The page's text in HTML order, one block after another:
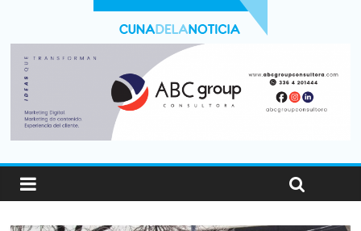
Fuerte caída de la venta de autos usados en julio: bajó un 12,6%